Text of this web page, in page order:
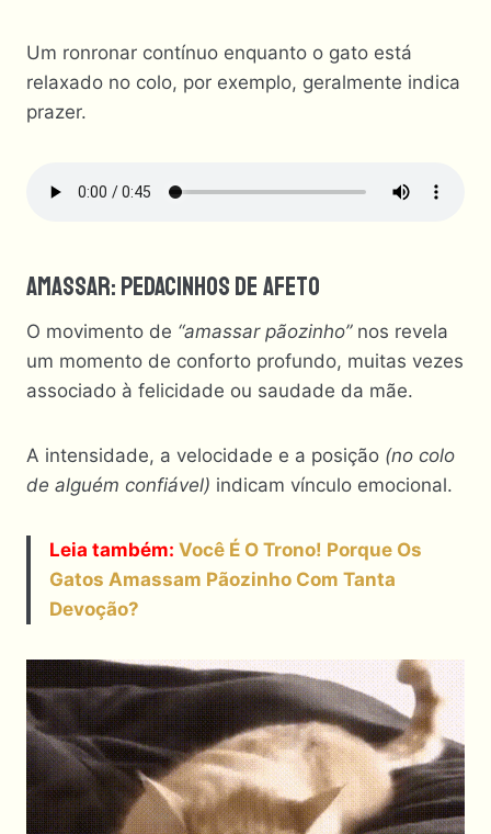
Um ronronar contínuo enquanto o gato está
relaxado no colo, por exemplo, geralmente indica
prazer.
Amassar: Pedacinhos De Afeto
O movimento de “amassar pãozinho”nos revela
um momento de conforto profundo, muitas vezes
associado à felicidade ou saudade da mãe.
A intensidade, a velocidade e a posição (no colo
de alguém confiável) indicam vínculo emocional.
Leia também: Você É O Trono! Porque Os
Gatos Amassam Pãozinho Com Tanta
Devoção?